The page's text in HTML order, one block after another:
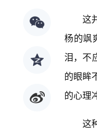
这
杨的飒
泪，不
的眼眸
的心理
这